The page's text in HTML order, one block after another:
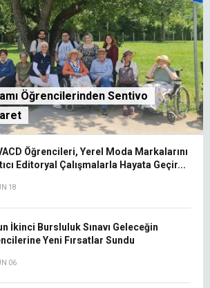
Öğrencilerinden Sentivo
Öğrencileri, Yerel Moda Markalarını
Editoryal Çalışmalarla Hayata Geçir...
18
İkinci Bursluluk Sınavı Geleceğin
Yeni Fırsatlar Sundu
06